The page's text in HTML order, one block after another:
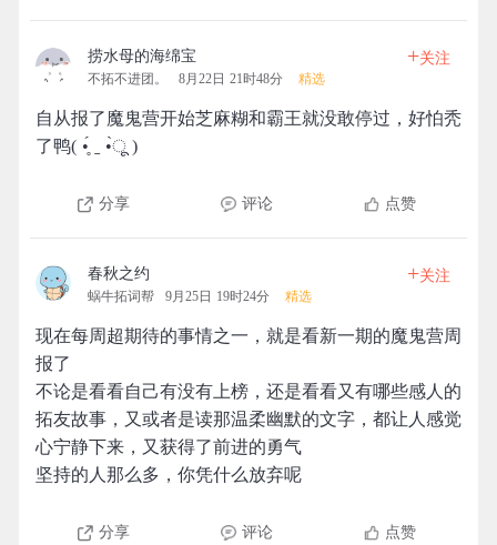
捞水母的海绵宝
不拓不进团。 8月22日 21时48分 精选
+关注
自从报了魔鬼营开始芝麻糊和霸王就没敢停过，好怕秃
了鸭( •̥́ ˍ •̀ू )
分享 评论 点赞
春秋之约
蜗牛拓词帮 9月25日 19时24分 精选
+关注
现在每周超期待的事情之一，就是看新一期的魔鬼营周
报了
不论是看看自己有没有上榜，还是看看又有哪些感人的
拓友故事，又或者是读那温柔幽默的文字，都让人感觉
心宁静下来，又获得了前进的勇气
坚持的人那么多，你凭什么放弃呢
分享 评论 点赞